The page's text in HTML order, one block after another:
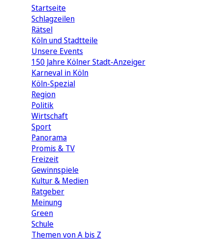
Startseite
Schlagzeilen
Rätsel
Köln und Stadtteile
Unsere Events
150 Jahre Kölner Stadt-Anzeiger
Karneval in Köln
Köln-Spezial
Region
Politik
Wirtschaft
Sport
Panorama
Promis & TV
Freizeit
Gewinnspiele
Kultur & Medien
Ratgeber
Meinung
Green
Schule
Themen von A bis Z